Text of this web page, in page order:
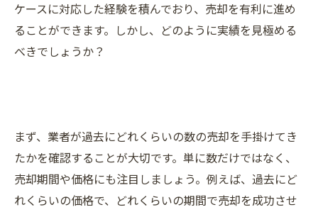
ケースに対応した経験を積んでおり、売却を有利に進め
ることができます。しかし、どのように実績を見極める
べきでしょうか？
まず、業者が過去にどれくらいの数の売却を手掛けてき
たかを確認することが大切です。単に数だけではなく、
売却期間や価格にも注目しましょう。例えば、過去にど
れくらいの価格で、どれくらいの期間で売却を成功させ